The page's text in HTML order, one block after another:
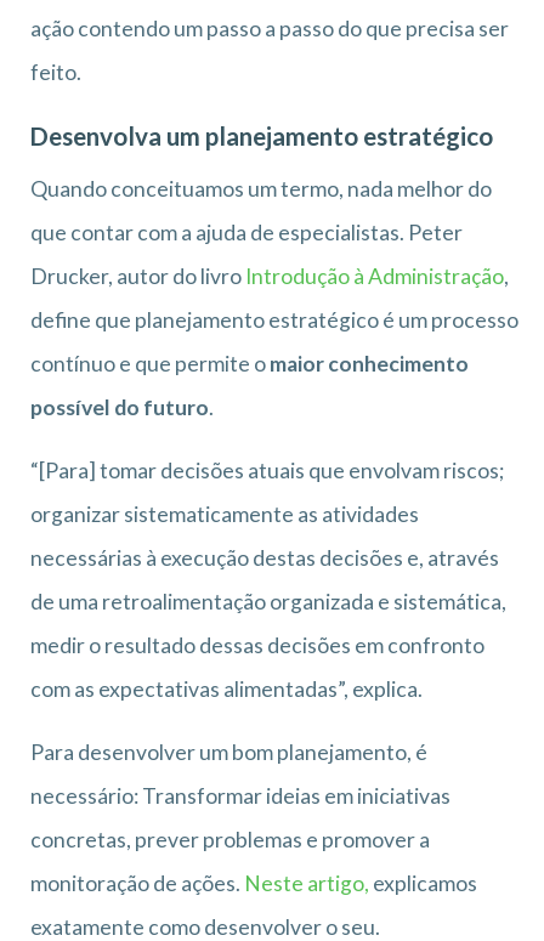
ação contendo um passo a passo do que precisa ser
feito.
Desenvolva um planejamento estratégico
Quando conceituamos um termo, nada melhor do
que contar com a ajuda de especialistas. Peter
Drucker, autor do livro Introdução à Administração,
define que planejamento estratégico é um processo
contínuo e que permite omaior conhecimento
possível do futuro.
“[Para] tomar decisões atuais que envolvam riscos;
organizar sistematicamente as atividades
necessárias à execução destas decisões e, através
de uma retroalimentação organizada e sistemática,
medir o resultado dessas decisões em confronto
com as expectativas alimentadas”, explica.
Para desenvolver um bom planejamento, é
necessário: Transformar ideias em iniciativas
concretas, prever problemas e promover a
monitoração de ações. Neste artigo, explicamos
exatamente como desenvolver o seu.